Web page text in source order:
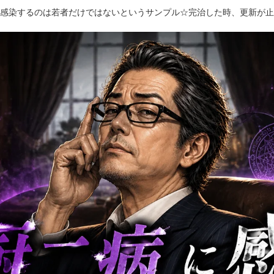
染するのは若者だけではないというサンプル☆完治した時、更新が